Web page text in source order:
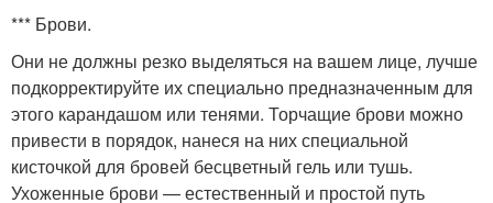
*** Брови.
Они не должны резко выделяться на вашем лице, лучше
подкорректируйте их специально предназначенным для
этого карандашом или тенями. Торчащие брови можно
привести в порядок, нанеся на них специальной
кисточкой для бровей бесцветный гель или тушь.
Ухоженные брови — естественный и простой путь